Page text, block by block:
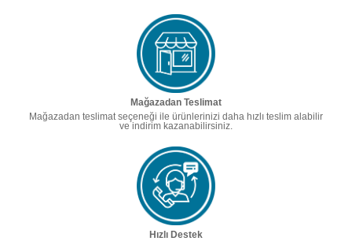
Mağazadan Teslimat
Mağazadan teslimat seçeneği ile ürünlerinizi daha hızlı teslim alabilir
ve indirim kazanabilirsiniz.
Hızlı Destek